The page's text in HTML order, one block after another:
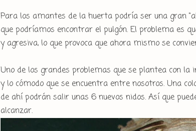
Para los amantes de la huerta podría ser una gran
que podríamos encontrar el pulgón. El problema es
y agresiva, lo que provoca que ahora mismo se
Uno de los grandes problemas que se plantea con
y lo cómodo que se encuentra entre nosotros. Una
de ahí podrán salir unas 6 nuevos nidos. Así que
alcanzar.